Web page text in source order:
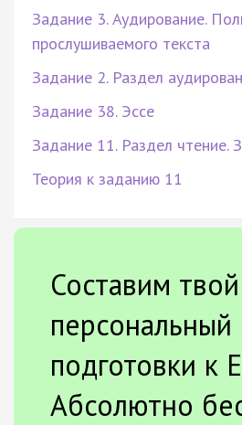
Задание 3. Аудирование.
прослушиваемого текста
Задание 2. Раздел
Задание 38. Эссе
Задание 11. Раздел чтение.
Теория к заданию 11
Составим твой
персональный
подготовки к
Абсолютно